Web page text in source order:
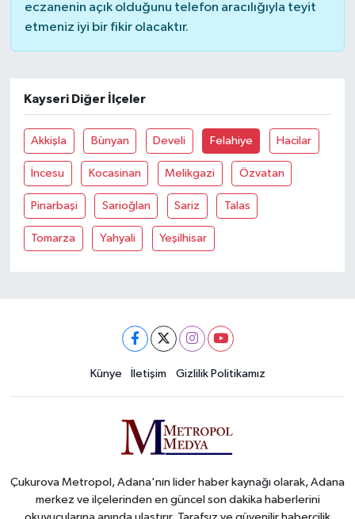
eczanenin açık olduğunu telefon aracılığıyla teyit
etmeniz iyi bir fikir olacaktır.
Kayseri Diğer İlçeler
Akkişla Bünyan Develi Felahiye Hacilar
İncesu Kocasinan Melikgazi Özvatan
Pinarbaşi Sarioğlan Sariz Talas
Tomarza Yahyali Yeşilhisar
Künye İletişim Gizlilik Politikamız
Çukurova Metropol, Adana'nın lider haber kaynağı olarak, Adana
merkez ve ilçelerinden en güncel son dakika haberlerini